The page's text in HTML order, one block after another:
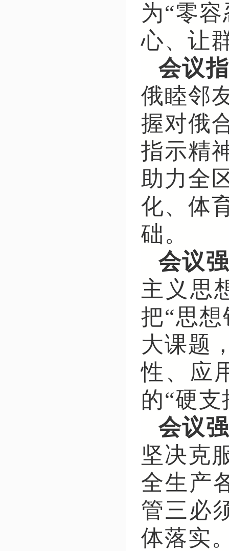
为“零
心、让
会议
俄睦邻
握对俄
指示精
助力全
化、体
础。
会议
主义思
把“思
大课题
性、应
的“硬支
会议
坚决克
全生产
管三必
体落实